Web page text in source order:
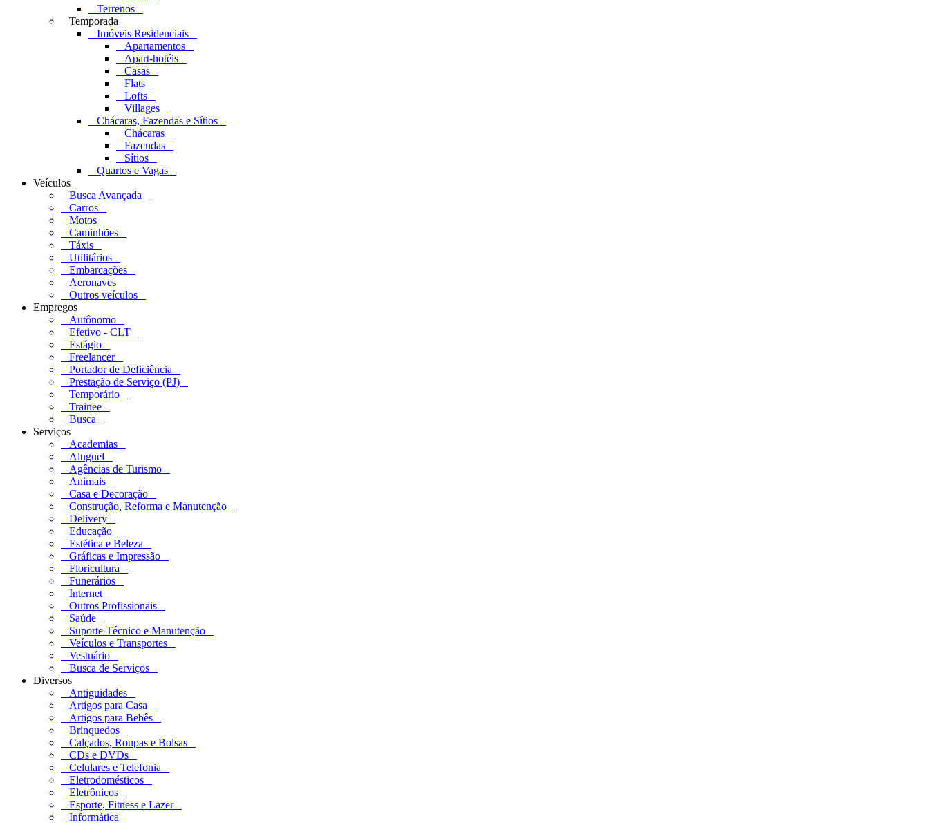
Terrenos
Temporada
Imóveis Residenciais
Apartamentos
Apart-hotéis
Casas
Flats
Lofts
Villages
Chácaras, Fazendas e Sítios
Chácaras
Fazendas
Sítios
Quartos e Vagas
Veículos
Busca Avançada
Carros
Motos
Caminhões
Táxis
Utilitários
Embarcações
Aeronaves
Outros veículos
Empregos
Autônomo
Efetivo - CLT
Estágio
Freelancer
Portador de Deficiência
Prestação de Serviço (PJ)
Temporário
Trainee
Busca
Serviços
Academias
Aluguel
Agências de Turismo
Animais
Casa e Decoração
Construção, Reforma e Manutenção
Delivery
Educação
Estética e Beleza
Gráficas e Impressão
Floricultura
Funerários
Internet
Outros Profissionais
Saúde
Suporte Técnico e Manutenção
Veículos e Transportes
Vestuário
Busca de Serviços
Diversos
Antiguidades
Artigos para Casa
Artigos para Bebês
Brinquedos
Calçados, Roupas e Bolsas
CDs e DVDs
Celulares e Telefonia
Eletrodomésticos
Eletrônicos
Esporte, Fitness e Lazer
Informática